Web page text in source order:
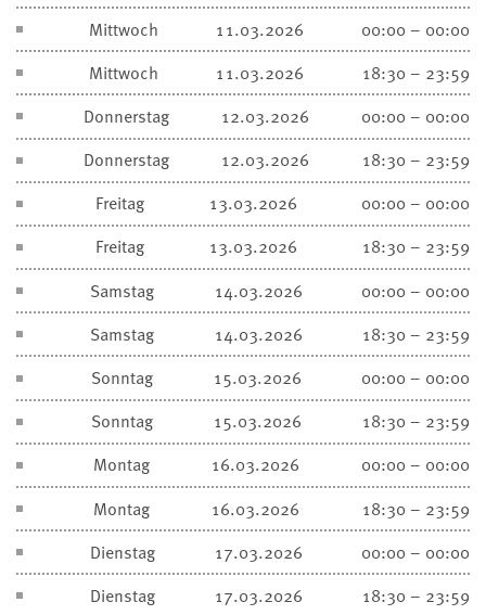
Mittwoch
11.03.2026
00:00 – 00:00
Mittwoch
11.03.2026
18:30 – 23:59
Donnerstag
12.03.2026
00:00 – 00:00
Donnerstag
12.03.2026
18:30 – 23:59
Freitag
13.03.2026
00:00 – 00:00
Freitag
13.03.2026
18:30 – 23:59
Samstag
14.03.2026
00:00 – 00:00
Samstag
14.03.2026
18:30 – 23:59
Sonntag
15.03.2026
00:00 – 00:00
Sonntag
15.03.2026
18:30 – 23:59
Montag
16.03.2026
00:00 – 00:00
Montag
16.03.2026
18:30 – 23:59
Dienstag
17.03.2026
00:00 – 00:00
Dienstag
17.03.2026 18:30 – 23:59